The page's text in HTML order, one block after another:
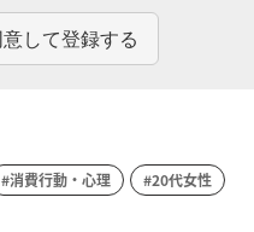
#消費行動・心理
#20代女性